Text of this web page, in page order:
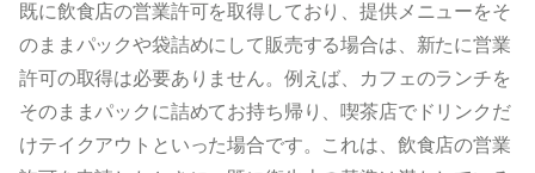
既に飲食店の営業許可を取得しており、提供メニューをそ
のままパックや袋詰めにして販売する場合は、新たに営業
許可の取得は必要ありません。例えば、カフェのランチを
そのままパックに詰めてお持ち帰り、喫茶店でドリンクだ
けテイクアウトといった場合です。これは、飲食店の営業